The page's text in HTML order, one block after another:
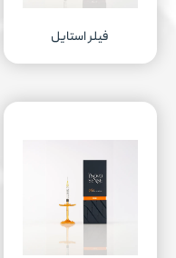
فیلر استایل